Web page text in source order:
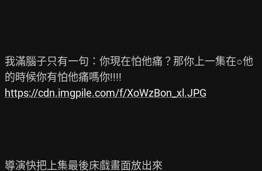
我滿腦子只有一句：你現在怕他痛？那你上一集在○他
https://cdn.imgpile.com/f/XoWzBon_xl.JPG
導演快把上集最後床戲畫面放出來